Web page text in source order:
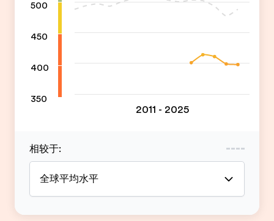
500
450
400
350
2011 - 2025
相较于:
全球平均水平